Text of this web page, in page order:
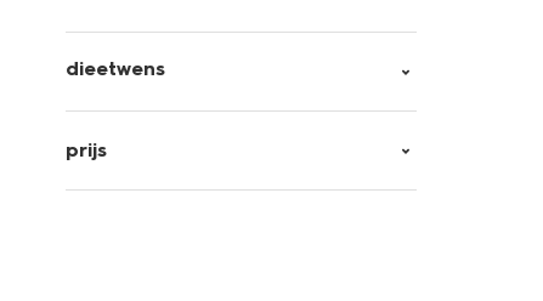
dieetwens
prijs